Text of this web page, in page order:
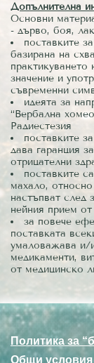
Допълнителна
Основни
- дърво, боя, лак
поставките
базирана на
практикуването
значение и
съвременни
идеята за
“Вербална
Радиестезия
поставките
дава гаранция
отрицателни
поставките
махало,
настъпват след
нейния прием
за повече
поставката
умаловажава и/
медикаменти,
от медицинско
Политика за
Общи условия